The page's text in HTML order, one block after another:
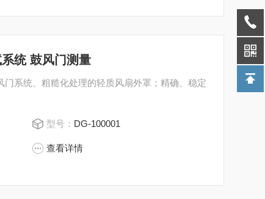
统 鼓风门测量
系统、粗糙化处理的轻质风扇外罩；精确、稳定
型号： DG-100001
查看详情